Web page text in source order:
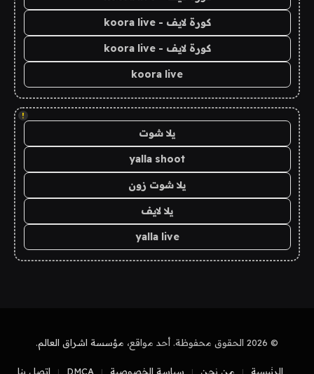
كورة لايف - koora live
كورة لايف - koora live
koora live
!
يلا شوت
yalla shoot
يلا شوت زون
يلا لايف
yalla live
© 2026 الحقوق محفوظة. أحد مواقع، مؤسسة اشراق العالم.
الرئيسية من نحن سياسة الخصوصية DMCA اتصل بنا